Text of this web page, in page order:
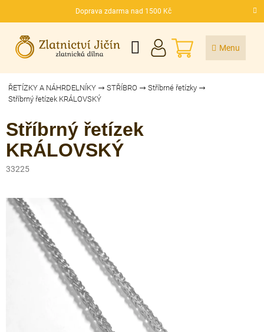
Doprava zdarma nad 1500 Kč
CZK
NÁKUPNÍ
KOŠÍK
ŘETÍZKY A NÁHRDELNÍKY STŘÍBRO
Stříbrné řetízky
Stříbrný řetízek KRÁLOVSKÝ
Stříbrný řetízek
KRÁLOVSKÝ
33225